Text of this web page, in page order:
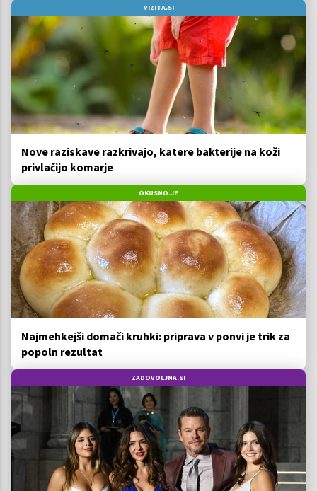
VIZITA.SI
Nove raziskave razkrivajo, katere bakterije na koži
privlačijo komarje
OKUSNO.JE
Najmehkejši domači kruhki: priprava v ponvi je trik za
popoln rezultat
ZADOVOLJNA.SI